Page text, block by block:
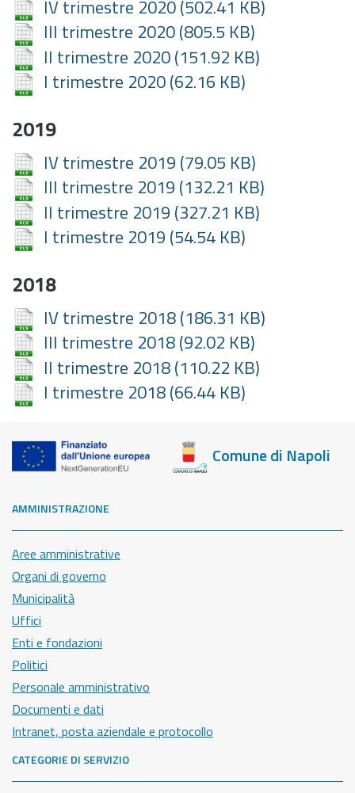
IV trimestre 2020(502.41 KB)
III trimestre 2020(805.5 KB)
II trimestre 2020(151.92 KB)
I trimestre 2020(62.16 KB)
2019
IV trimestre 2019 (79.05 KB)
III trimestre 2019 (132.21 KB)
II trimestre 2019 (327.21 KB)
I trimestre 2019 (54.54 KB)
2018
IV trimestre 2018(186.31 KB)
III trimestre 2018(92.02 KB)
II trimestre 2018(110.22 KB)
I trimestre 2018(66.44 KB)
Comune di Napoli
AMMINISTRAZIONE
Aree amministrative
Organi di governo
Municipalità
Uffici
Enti e fondazioni
Politici
Personale amministrativo
Documenti e dati
Intranet, posta aziendale e protocollo
CATEGORIE DI SERVIZIO